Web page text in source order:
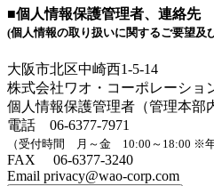
■個人情報保護管理者、連絡先
(個人情報の取り扱いに関するご要望及
大阪市北区中崎西1-5-14
株式会社ワオ・コーポレーショ
個人情報保護管理者（管理本部
電話 06-6377-7971
（受付時間 月～金 10:00～18:00 ※年
FAX 06-6377-3240
Email privacy@wao-corp.com